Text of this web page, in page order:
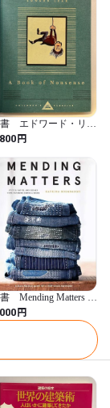
エドワード・リ
A Book Of Nonsense
Library
Edward Lear
円
Mending Matters メ
ィングマターズ ダ
ング
円